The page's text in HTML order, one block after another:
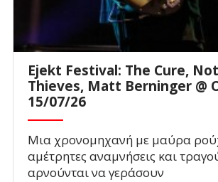
Ejekt Festival: The Cure,
Thieves, Matt Berninger @
15/07/26
Μια χρονομηχανή με μαύρα
αμέτρητες αναμνήσεις και
αρνούνται να γεράσουν